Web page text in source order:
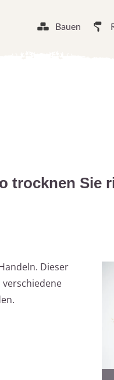
Bauen
trocknen Sie
Dieser